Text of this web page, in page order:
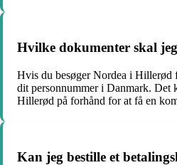
Hvilke dokumenter skal
Hvis du besøger Nordea i Hillerød
dit personnummer i Danmark. Det
Hillerød på forhånd for at få en
Kan jeg bestille et